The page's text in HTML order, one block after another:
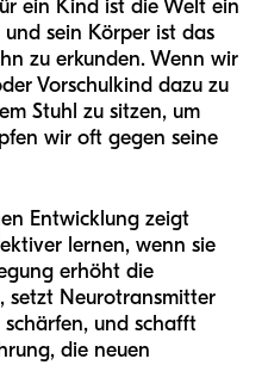
ein Kind ist die Welt ein
sein Körper ist das
zu erkunden. Wenn wir
Vorschulkind dazu zu
Stuhl zu sitzen, um
wir oft gegen seine
Entwicklung zeigt
lernen, wenn sie
erhöht die
setzt Neurotransmitter
und schafft
die neuen